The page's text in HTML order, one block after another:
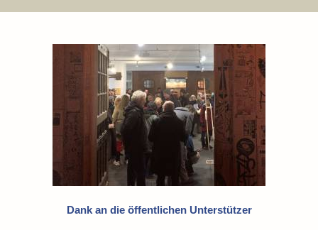
Dank an die öffentlichen Unterstützer